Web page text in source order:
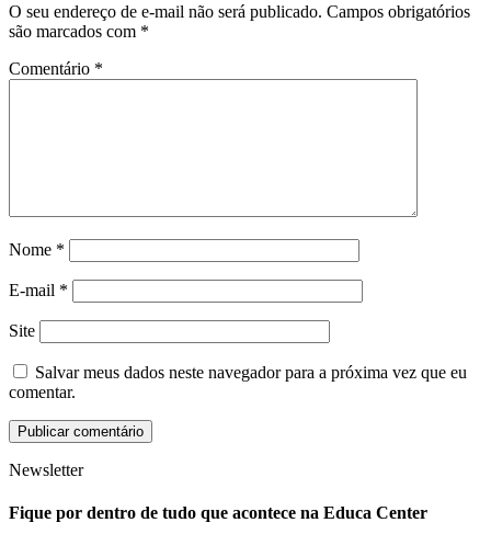
O seu endereço de e-mail não será publicado. Campos obrigatórios
são marcados com *
Comentário *
Nome *
E-mail *
Site
Salvar meus dados neste navegador para a próxima vez que eu
comentar.
Newsletter
Fique por dentro de tudo que acontece na Educa Center